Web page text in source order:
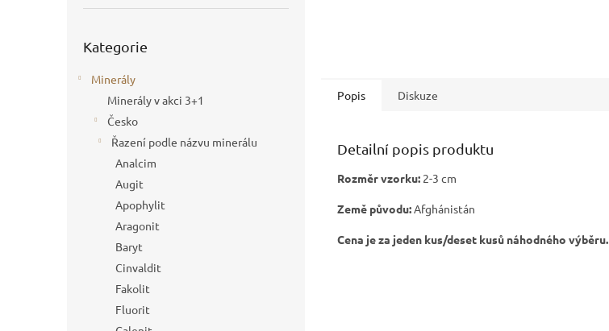
kategorie
Kategorie
Minerály
Minerály v akci 3+1
Česko
Řazení podle názvu minerálu
Analcim
Augit
Apophylit
Aragonit
Baryt
Cinvaldit
Fakolit
Fluorit
Popis Diskuze
Detailní popis produktu
Rozměr vzorku: 2-3 cm
Země původu:Afghánistán
Cena je za jeden kus/deset kusů náhodného výběru.